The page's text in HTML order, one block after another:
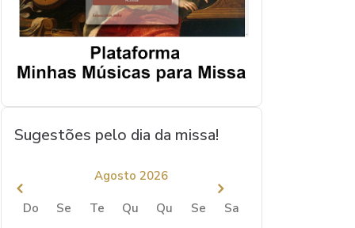
Sugestões pelo dia da missa!
Agosto 2026
Do Se Te Qu Qu Se
Sa